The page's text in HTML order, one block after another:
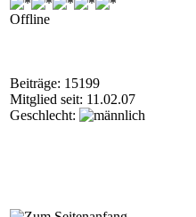
Offline
Beiträge: 15199
Mitglied seit: 11.02.07
Geschlecht: